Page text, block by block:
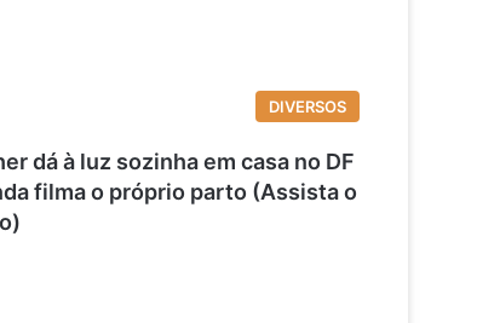
DIVERSOS
dá à luz sozinha em casa no DF
filma o próprio parto (Assista o